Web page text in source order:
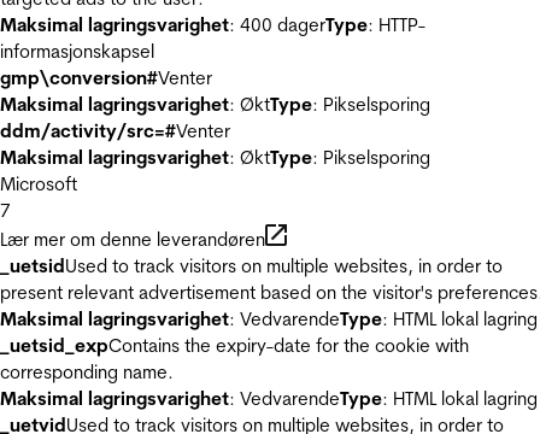
Maksimal lagringsvarighet: 400 dagerType: HTTP-
informasjonskapsel
gmp\conversion#Venter
Maksimal lagringsvarighet: ØktType: Pikselsporing
ddm/activity/src=#Venter
Maksimal lagringsvarighet: ØktType: Pikselsporing
Microsoft
7
Lær mer om denne leverandøren
_uetsidUsed to track visitors on multiple websites, in order to
present relevant advertisement based on the visitor's
Maksimal lagringsvarighet: VedvarendeType: HTML lokal lagring
_uetsid_expContains the expiry-date for the cookie with
corresponding name.
Maksimal lagringsvarighet: VedvarendeType: HTML lokal lagring
_uetvidUsed to track visitors on multiple websites, in order to